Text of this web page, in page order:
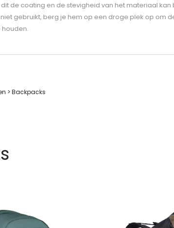
de coating en de stevigheid van het materiaal kan
gebruikt, berg je hem op een droge plek op om
> Backpacks